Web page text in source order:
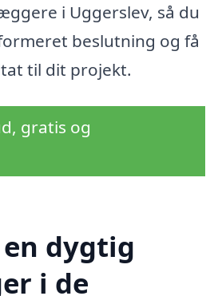
i Uggerslev, så du
beslutning og få
til dit projekt.
gratis og
dygtig
i de